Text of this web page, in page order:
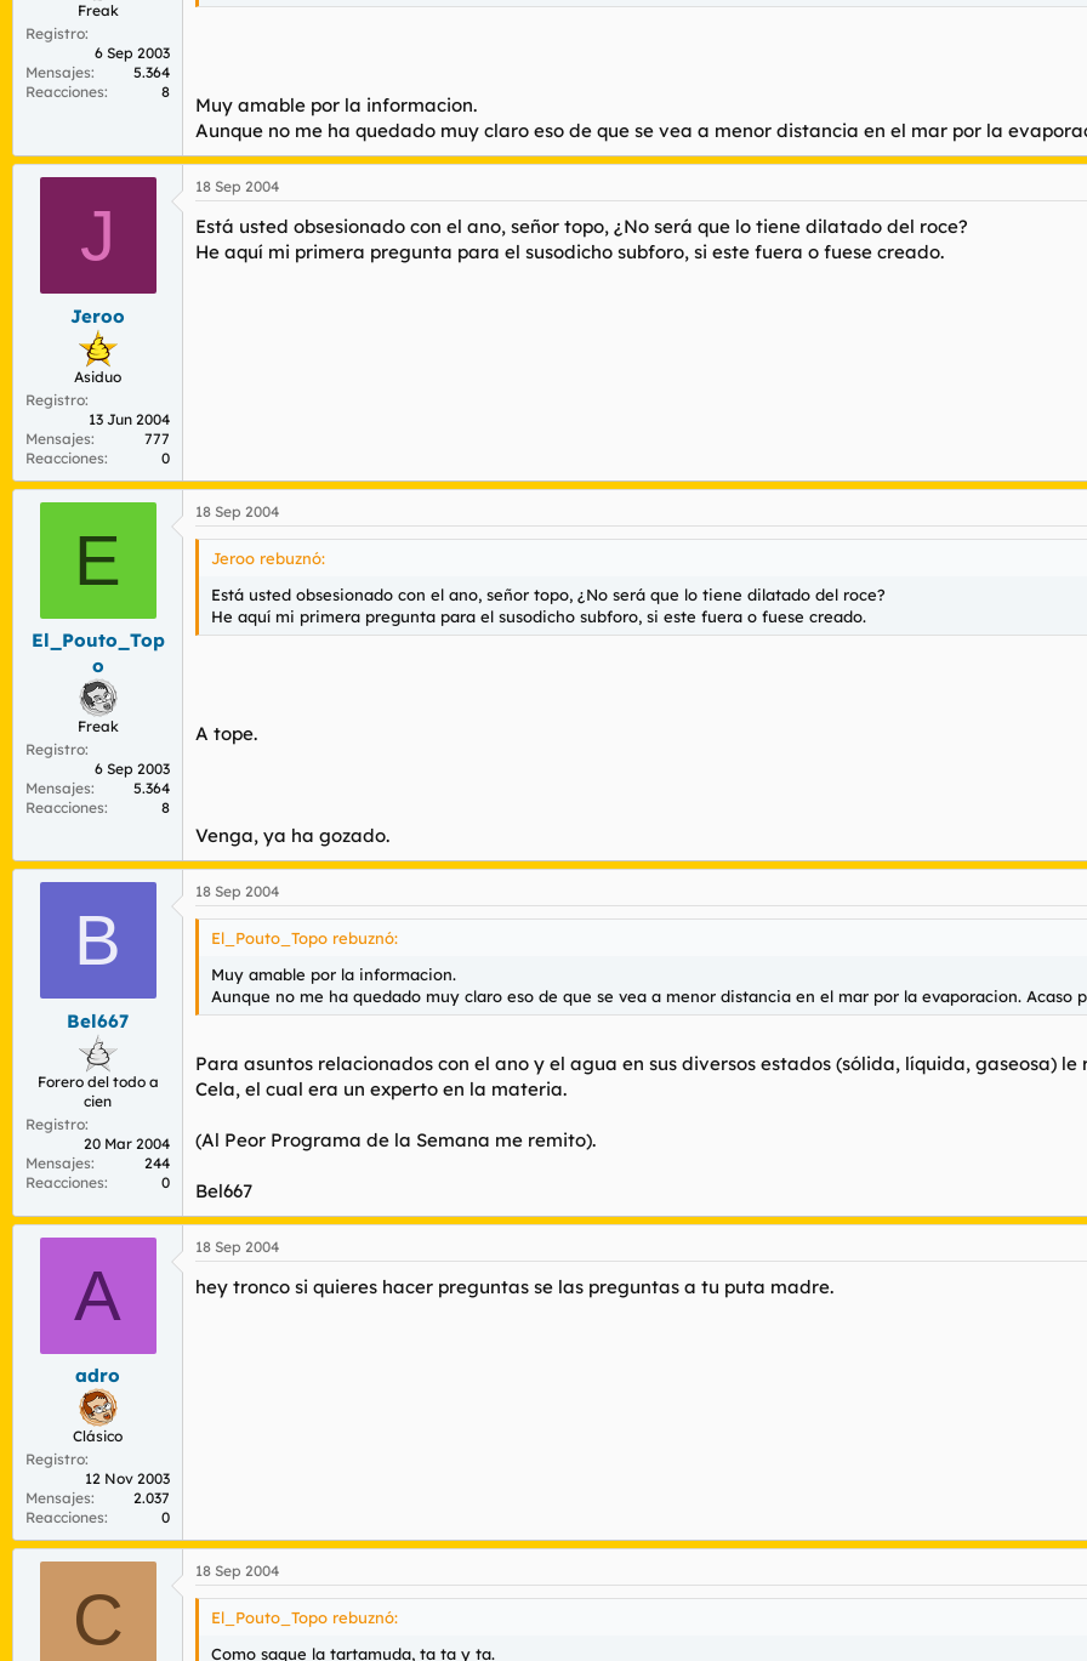
Freak
Registro
6 Sep 2003
Mensajes
5.364
Reacciones
8
Muy amable por la informacion.
Aunque no me ha quedado muy claro eso de que se vea a menor distancia en el mar por la
J
Jeroo
Asiduo
Registro
13 Jun 2004
Mensajes
777
Reacciones
0
18 Sep 2004
Está usted obsesionado con el ano, señor topo, ¿No será que lo tiene dilatado del roce?
He aquí mi primera pregunta para el susodicho subforo, si este fuera o fuese creado.
E
El_Pouto_Top
o
Freak
Registro
6 Sep 2003
Mensajes
5.364
Reacciones
8
18 Sep 2004
Jeroo rebuznó:
Está usted obsesionado con el ano, señor topo, ¿No será que lo tiene dilatado del roce?
He aquí mi primera pregunta para el susodicho subforo, si este fuera o fuese creado.
A tope.
Venga, ya ha gozado.
B
Bel667
Forero del todo a
cien
Registro
20 Mar 2004
Mensajes
244
Reacciones
0
18 Sep 2004
El_Pouto_Topo rebuznó:
Muy amable por la informacion.
Aunque no me ha quedado muy claro eso de que se vea a menor distancia en el mar por la evaporacion.
Para asuntos relacionados con el ano y el agua en sus diversos estados (sólida, líquida, gaseosa)
Cela, el cual era un experto en la materia.
(Al Peor Programa de la Semana me remito).
Bel667
A
adro
Clásico
Registro
12 Nov 2003
Mensajes
2.037
Reacciones
0
18 Sep 2004
hey tronco si quieres hacer preguntas se las preguntas a tu puta madre.
C
18 Sep 2004
El_Pouto_Topo rebuznó:
Como saque la tartamuda, ta ta y ta.